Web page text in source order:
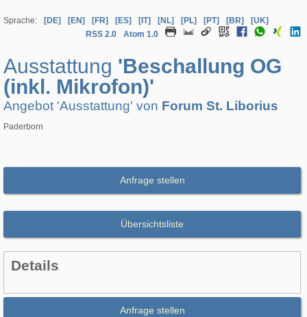
Sprache: [DE] [EN] [FR] [ES] [IT] [NL] [PL] [PT] [BR]
[UK]
RSS 2.0
Atom 1.0
Ausstattung 'Beschallung OG
(inkl. Mikrofon)'
Angebot 'Ausstattung' von Forum St. Liborius
Paderborn
Anfrage stellen
Übersichtsliste
Details
Anfrage stellen